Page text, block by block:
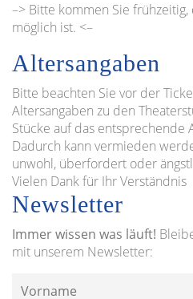
–> Bitte kommen Sie frühzeitig,
möglich ist. <–
Altersangaben
Bitte beachten Sie vor der
Altersangaben zu den
Stücke auf das entsprechende
Dadurch kann vermieden
unwohl, überfordert oder
Vielen Dank für Ihr Verständnis
Newsletter
Immer wissen was läuft!
mit unserem Newsletter: